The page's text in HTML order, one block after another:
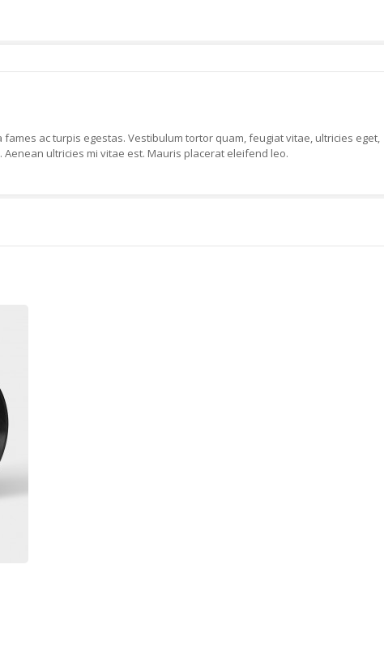
ac turpis egestas. Vestibulum tortor quam, feugiat vitae, ultricies eget,
ultricies mi vitae est. Mauris placerat eleifend leo.